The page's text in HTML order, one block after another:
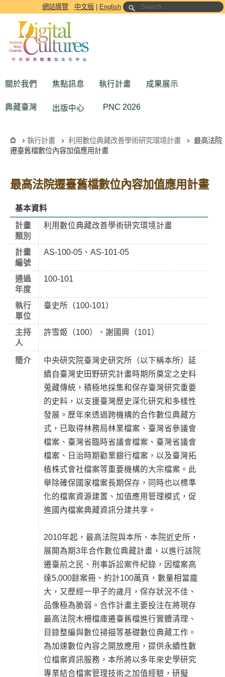
跳到主要內容區塊網站導覽 中文版 English
關於我們 焦點訊息 執行計畫 成果展示
典藏臺灣 出版中心 PNC 2026
執行計畫 利用數位典藏改善學術研究環境計畫
最高法院
遷臺舊檔數位內容加值應用計畫
最高法院遷臺舊檔數位內容加值應用計畫
基本資料
計畫
類別
利用數位典藏改善學術研究環境計畫
計畫
編號
AS-100-05、AS-101-05
通過
年度
100-101
執行
單位
臺史所（100-101）
主持
人
許雪姬（100）、謝國興（101）
簡介
中央研究院臺灣史研究所（以下稱本所）延
續自臺灣史田野研究計畫時期所奠定之史料
蒐藏傳統，積極地採集和保存臺灣研究重要
的史料，以支援臺灣歷史深化研究和多樣性
發展。歷年來透過跨機構的合作數位典藏方
式，已取得林務局林業檔案、臺灣省參議會
檔案、臺灣省臨時省議會檔案、臺灣省議會
檔案、日治時期勸業銀行檔案，以及臺灣拓
植株式會社檔案等重要機構的大宗檔案。此
舉除確保國家檔案長期保存，同時也以標準
化的檔案資源建置、加值應用管理模式，促
進國內檔案典藏資訊分建共享。
2010年起，最高法院與本所、本院近史所，
展開為期3年合作數位典藏計畫，以進行該院
遷臺前之民、刑事訴訟案件紀錄，因檔案高
達5,000餘案冊、約計100萬頁，數量相當龐
大，又歷經一甲子的歲月，保存狀況不佳、
品像極為脆弱。合作計畫主要投注在將現存
最高法院木柵檔庫遷臺舊檔進行實體清理、
目錄整編與數位掃描等基礎數位典藏工作。
為加速數位內容之開放應用，提供永續性數
位檔案資訊服務，本所將以多年來史學研究
專業結合檔案管理技術之加值經驗，研擬